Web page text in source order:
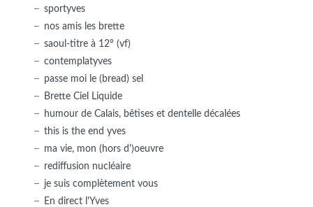
sportyves
nos amis les brette
saoul-titre à 12° (vf)
contemplatyves
passe moi le (bread) sel
Brette Ciel Liquide
humour de Calais, bêtises et dentelle décalées
this is the end yves
ma vie, mon (hors d')oeuvre
rediffusion nucléaire
je suis complètement vous
En direct l'Yves